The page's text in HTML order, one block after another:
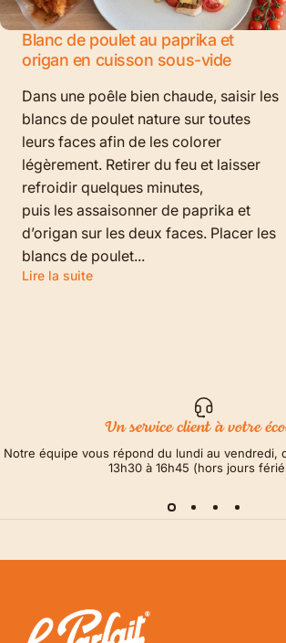
Blanc de poulet au paprika et
origan en cuisson sous-vide
Dans une poêle bien chaude, saisir les
blancs de poulet nature sur toutes
leurs faces afin de les colorer
légèrement. Retirer du feu et laisser
refroidir quelques minutes,
puis les assaisonner de paprika et
d’origan sur les deux faces. Placer les
blancs de poulet...
Lire la suite
Un service client à votre
Notre équipe vous répond du lundi au vendredi,
13h30 à 16h45 (hors jours
LE PARFAIT® | BOUTIQUE OFFICIELLE